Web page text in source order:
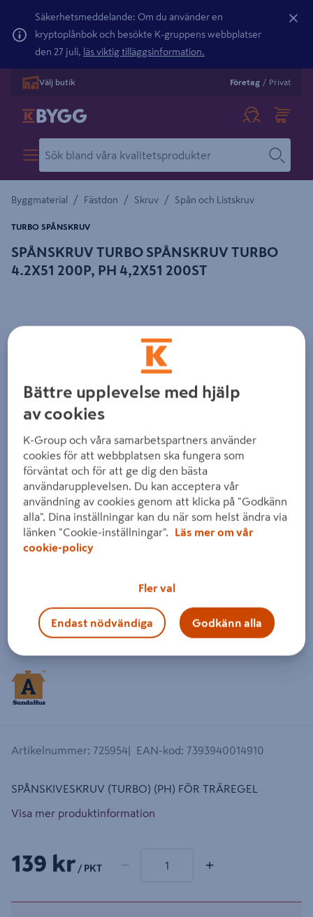
Säkerhetsmeddelande: Om du använder en
kryptoplånbok och besökte K-gruppens webbplatser
den 27 juli, läs viktig tilläggsinformation.
Välj butik Företag / Privat
Byggmaterial / Fästdon / Skruv / Spån och Listskruv
SPÅNSKRUV TURBO SPÅNSKRUV TURBO
4.2X51 200P, PH 4,2X51 200ST
TURBO SPÅNSKRUV
Dra på bilden för att zooma in
Artikelnummer: 725954 EAN-kod: 7393940014910
SPÅNSKIVESKRUV (TURBO) (PH) FÖR TRÄREGEL
Visa mer produktinformation
139 kr / PKT − +
Bättre upplevelse med hjälp
av cookies
K-Group och våra samarbetspartners använder
cookies för att webbplatsen ska fungera som
förväntat och för att ge dig den bästa
användarupplevelsen. Du kan acceptera vår
användning av cookies genom att klicka på "Godkänn
alla". Dina inställningar kan du när som helst ändra via
länken "Cookie-inställningar".
Läs mer om vår
cookie-policy
Fler val
Endast nödvändiga Godkänn alla